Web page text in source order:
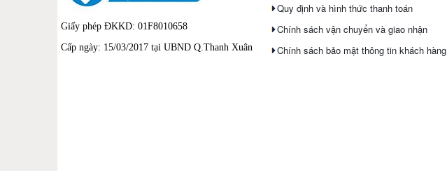
Giấy phép ĐKKD: 01F8010658
Cấp ngày: 15/03/2017 tại UBND Q.Thanh Xuân
Quy định và hình thức thanh toán
Chính sách vận chuyển và giao nhận
Chính sách bảo mật thông tin khách hàng